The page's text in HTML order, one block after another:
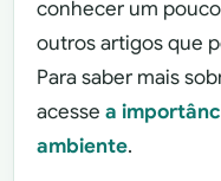
conhecer um
outros artigos que
Para saber mais
acessea
ambiente.